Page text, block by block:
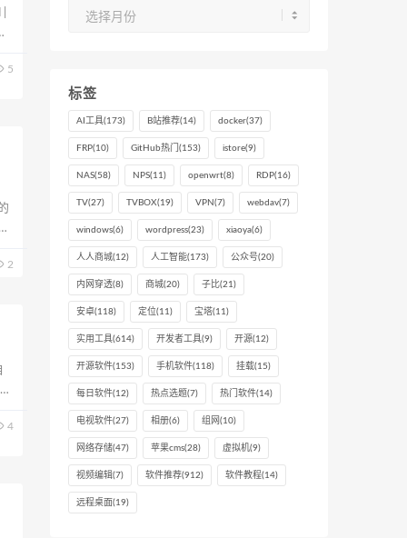
5
2
4
标签
AI工具(173) B站推荐(14) docker(37)
FRP(10) GitHub热门 (153) istore(9)
NAS(58) NPS(11) openwrt(8) RDP(16)
TV(27) TVBOX(19) VPN (7) webdav(7)
windows(6) wordpress(23) xiaoya(6)
人人商城(12) 人工智能(173) 公众号(20)
内网穿透(8) 商城(20) 子比(21)
安卓(118) 定位(11) 宝塔(11)
实用工具(614) 开发者工具(9) 开源(12)
开源软件(153) 手机软件(118) 挂载(15)
每日软件(12) 热点选题(7) 热门软件(14)
电视软件(27) 相册(6) 组网 (10)
网络存储(47) 苹果cms(28) 虚拟机(9)
视频编辑(7) 软件推荐(912) 软件教程(14)
远程桌面(19)